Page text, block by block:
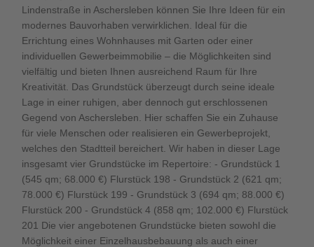
Lindenstraße in Aschersleben können Sie Ihre Ideen für ein
modernes Bauvorhaben verwirklichen. Ideal für die
Errichtung eines Wohnhauses mit Garten oder einer
individuellen Gewerbeimmobilie – die Möglichkeiten sind
vielfältig und bieten Ihnen ausreichend Raum für Ihre
Kreativität. Das Grundstück überzeugt durch seine ideale
Lage in einer ruhigen, aber dennoch gut erschlossenen
Gegend von Aschersleben. Hier schaffen Sie ein Zuhause
für viele Menschen oder realisieren ein Gewerbeprojekt,
welches den Stadtteil bereichert. Wir haben in dieser Lage
insgesamt vier Grundstücke im Repertoire: - Grundstück 1
(545 qm; 68.000 €) Flurstück 198 - Grundstück 2 (621 qm;
78.000 €) Flurstück 199 - Grundstück 3 (694 qm; 88.000 €)
Flurstück 200 - Grundstück 4 (858 qm; 102.000 €) Flurstück
201 Die vier angebotenen Grundstücke bieten sowohl die
Möglichkeit einer Einzelhausbebauung als auch einer